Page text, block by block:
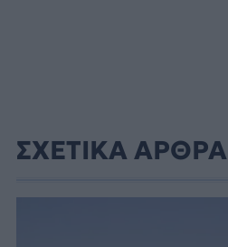
ΣΧΕΤΙΚΑ ΑΡΘΡΑ